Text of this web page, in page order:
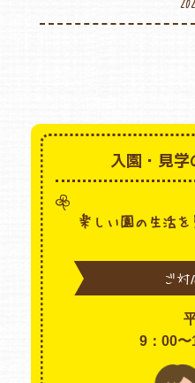
入園・見
楽しい園の生活を
ご
9：00